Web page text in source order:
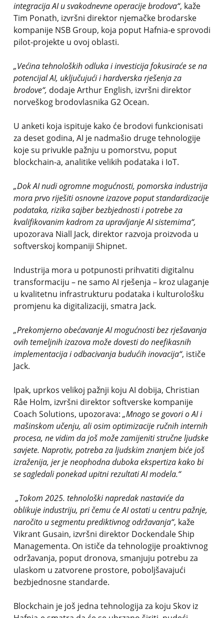
integracija AI u svakodnevne operacije brodova“, kaže
Tim Ponath, izvršni direktor njemačke brodarske
kompanije NSB Group, koja poput Hafnia-e sprovodi
pilot-projekte u ovoj oblasti.
„Većina tehnoloških odluka i investicija fokusiraće se na
potencijal AI, uključujući i hardverska rješenja za
brodove“, dodaje Arthur English, izvršni direktor
norveškog brodovlasnika G2 Ocean.
U anketi koja ispituje kako će brodovi funkcionisati
za deset godina, AI je nadmašio druge tehnologije
koje su privukle pažnju u pomorstvu, poput
blockchain-a, analitike velikih podataka i IoT.
„Dok AI nudi ogromne mogućnosti, pomorska industrija
mora prvo riješiti osnovne izazove poput standardizacije
podataka, rizika sajber bezbjednosti i potrebe za
kvalifikovanim kadrom za upravljanje AI sistemima“,
upozorava Niall Jack, direktor razvoja proizvoda u
softverskoj kompaniji Shipnet.
Industrija mora u potpunosti prihvatiti digitalnu
transformaciju – ne samo AI rješenja – kroz ulaganje
u kvalitetnu infrastrukturu podataka i kulturološku
promjenu ka digitalizaciji, smatra Jack.
„Prekomjerno obećavanje AI mogućnosti bez rješavanja
ovih temeljnih izazova može dovesti do neefikasnih
implementacija i odbacivanja budućih inovacija“, ističe
Jack.
Ipak, uprkos velikoj pažnji koju AI dobija, Christian
Råe Holm, izvršni direktor softverske kompanije
Coach Solutions, upozorava: „Mnogo se govori o AI i
mašinskom učenju, ali osim optimizacije ručnih internih
procesa, ne vidim da još može zamijeniti stručne ljudske
savjete. Naprotiv, potreba za ljudskim znanjem biće još
izraženija, jer je neophodna duboka ekspertiza kako bi
se sagledali ponekad upitni rezultati AI modela.“
„Tokom 2025. tehnološki napredak nastaviće da
oblikuje industriju, pri čemu će AI ostati u centru pažnje,
naročito u segmentu prediktivnog održavanja“, kaže
Vikrant Gusain, izvršni direktor Dockendale Ship
Managementa. On ističe da tehnologije proaktivnog
održavanja, poput dronova, smanjuju potrebu za
ulaskom u zatvorene prostore, poboljšavajući
bezbjednosne standarde.
Blockchain je još jedna tehnologija za koju Skov iz